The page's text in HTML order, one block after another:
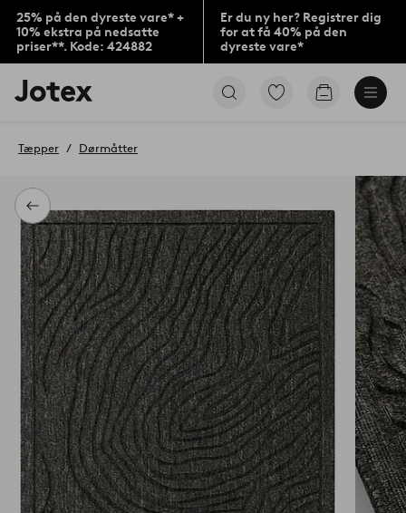
25% på den dyreste vare* +
10% ekstra på nedsatte
priser**. Kode: 424882
Er du ny her? Registrer dig
for at få 40% på den
dyreste vare*
Jotex
logo
til
Gå
Gå
Tilbage
Tæpper Dørmåtter